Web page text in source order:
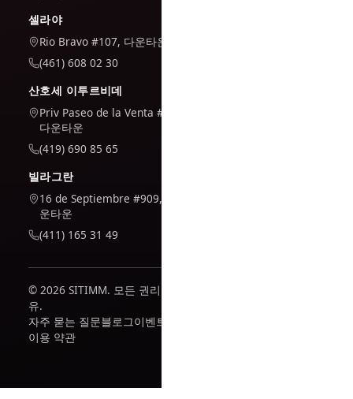
셀라야
Rio Bravo #107, 다운타운
(461) 608 02 30
산호세 이투르비데
Priv Paseo de la Venta #7,
다운타운
(419) 690 85 65
빌라그란
16 de Septiembre #909, 다
운타운
(411) 165 31 49
© 2026 SITIMM. 모든 권리 보
유.
자주 묻는 질문블로그이벤트
이용 약관